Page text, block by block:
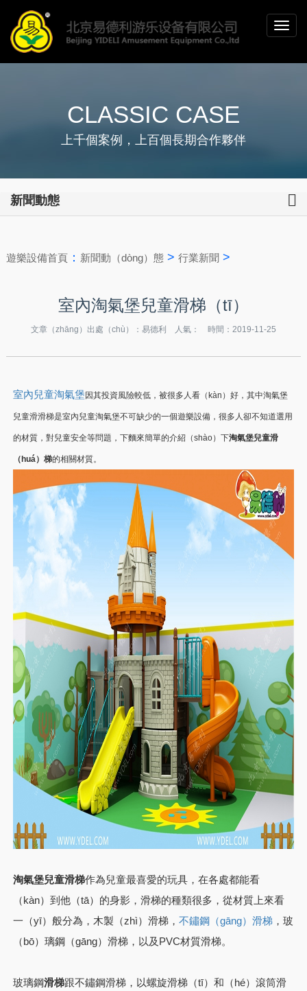
CLASSIC CASE
上千個案例，上百個長期合作夥伴
新聞動態
遊樂設備首頁： 新聞動（dòng）態> 行業新聞>
室內淘氣堡兒童滑梯（tī）
文章（zhāng）出處（chù）：易德利 人氣： 時間：2019-11-25
室內兒童淘氣堡 因其投資風險較低，被很多人看（kàn）好，其中淘氣堡
兒童滑滑梯是室內兒童淘氣堡不可缺少的一個遊樂設備，很多人卻不知道選用
的材質，對兒童安全等問題，下麵來簡單的介紹（shào）下淘氣堡兒童滑
（huá）梯的相關材質。
淘氣堡兒童滑梯作為兒童最喜愛的玩具，在各處都能看
（kàn）到他（tā）的身影，滑梯的種類很多，從材質上來看
一（yī）般分為，木製（zhì）滑梯， 不鏽鋼（gāng）滑梯，玻
（bō）璃鋼（gāng）滑梯，以及PVC材質滑梯。
玻璃鋼滑梯跟不鏽鋼滑梯，以螺旋滑梯（tī）和（hé）滾筒滑